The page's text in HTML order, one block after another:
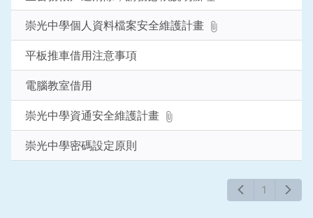
查
崇光中學個人資料檔案安全維護計畫
平板推車借用注意事項
電腦教室借用
崇光中學資通安全維護計畫
崇光中學密碼設定原則
1